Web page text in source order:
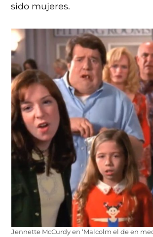
sido mujeres.
Jennette McCurdy en ‘Malcolm el de en